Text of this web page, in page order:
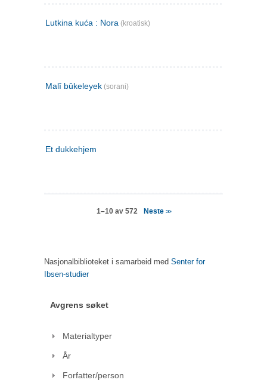
Lutkina kuća : Nora (kroatisk)
Malî bûkeleyek (sorani)
Et dukkehjem
1–10 av 572 Neste >>
Nasjonalbiblioteket i samarbeid med Senter for
Ibsen-studier
Avgrens søket
Materialtyper
År
Forfatter/person